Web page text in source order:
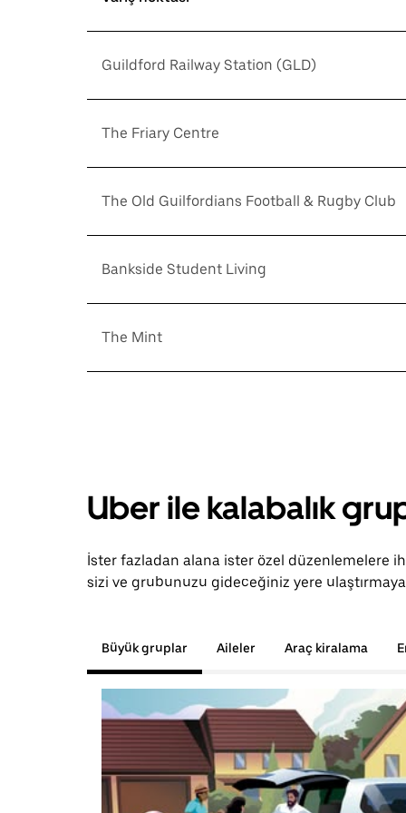
Guildford Railway Station (GLD)
The Friary Centre
The Old Guilfordians Football & Rugby Club
Bankside Student Living
The Mint
Uber ile kalabalık
İster fazladan alana ister özel düzenlemelere
sizi ve grubunuzu gideceğiniz yere ulaştırmaya
Büyük gruplar Aileler Araç kiralama